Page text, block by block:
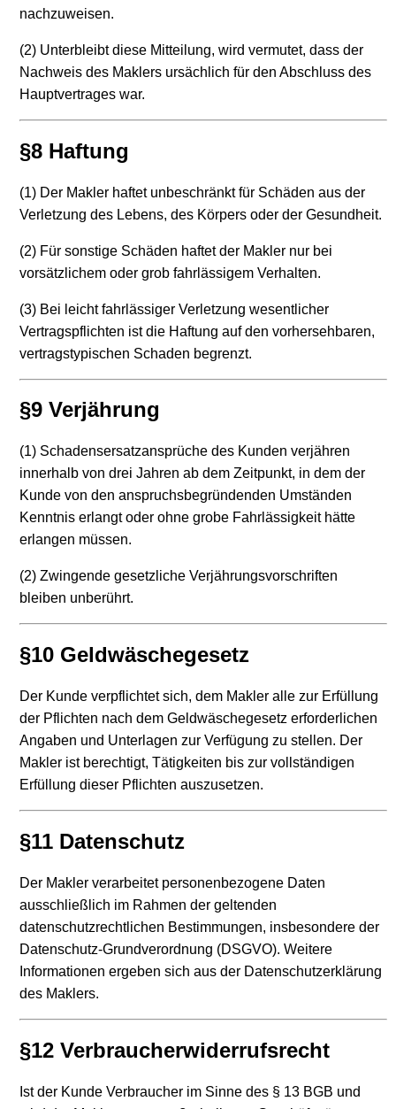
nachzuweisen.
(2) Unterbleibt diese Mitteilung, wird vermutet, dass der
Nachweis des Maklers ursächlich für den Abschluss des
Hauptvertrages war.
§8 Haftung
(1) Der Makler haftet unbeschränkt für Schäden aus der
Verletzung des Lebens, des Körpers oder der Gesundheit.
(2) Für sonstige Schäden haftet der Makler nur bei
vorsätzlichem oder grob fahrlässigem Verhalten.
(3) Bei leicht fahrlässiger Verletzung wesentlicher
Vertragspflichten ist die Haftung auf den vorhersehbaren,
vertragstypischen Schaden begrenzt.
§9 Verjährung
(1) Schadensersatzansprüche des Kunden verjähren
innerhalb von drei Jahren ab dem Zeitpunkt, in dem der
Kunde von den anspruchsbegründenden Umständen
Kenntnis erlangt oder ohne grobe Fahrlässigkeit hätte
erlangen müssen.
(2) Zwingende gesetzliche Verjährungsvorschriften
bleiben unberührt.
§10 Geldwäschegesetz
Der Kunde verpflichtet sich, dem Makler alle zur Erfüllung
der Pflichten nach dem Geldwäschegesetz erforderlichen
Angaben und Unterlagen zur Verfügung zu stellen. Der
Makler ist berechtigt, Tätigkeiten bis zur vollständigen
Erfüllung dieser Pflichten auszusetzen.
§11 Datenschutz
Der Makler verarbeitet personenbezogene Daten
ausschließlich im Rahmen der geltenden
datenschutzrechtlichen Bestimmungen, insbesondere der
Datenschutz-Grundverordnung (DSGVO). Weitere
Informationen ergeben sich aus der Datenschutzerklärung
des Maklers.
§12 Verbraucherwiderrufsrecht
Ist der Kunde Verbraucher im Sinne des § 13 BGB und